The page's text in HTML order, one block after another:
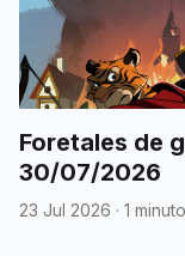
Foretales de
30/07/2026
23 Jul 2026 · 1